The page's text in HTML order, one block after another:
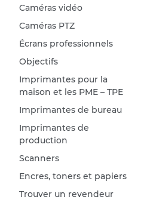
Caméras vidéo
Caméras PTZ
Écrans professionnels
Objectifs
Imprimantes pour la
maison et les PME – TPE
Imprimantes de bureau
Imprimantes de
production
Scanners
Encres, toners et papiers
Trouver un revendeur